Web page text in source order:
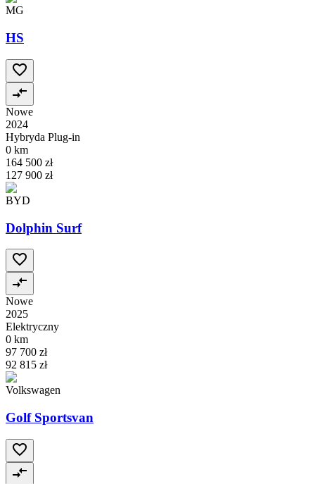
MG
HS
Nowe
2024
Hybryda Plug-in
0 km
164 500 zł
127 900 zł
BYD
Dolphin Surf
Nowe
2025
Elektryczny
0 km
97 700 zł
92 815 zł
Volkswagen
Golf Sportsvan